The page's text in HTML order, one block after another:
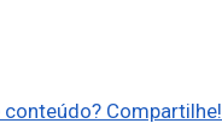
Compartilhe!